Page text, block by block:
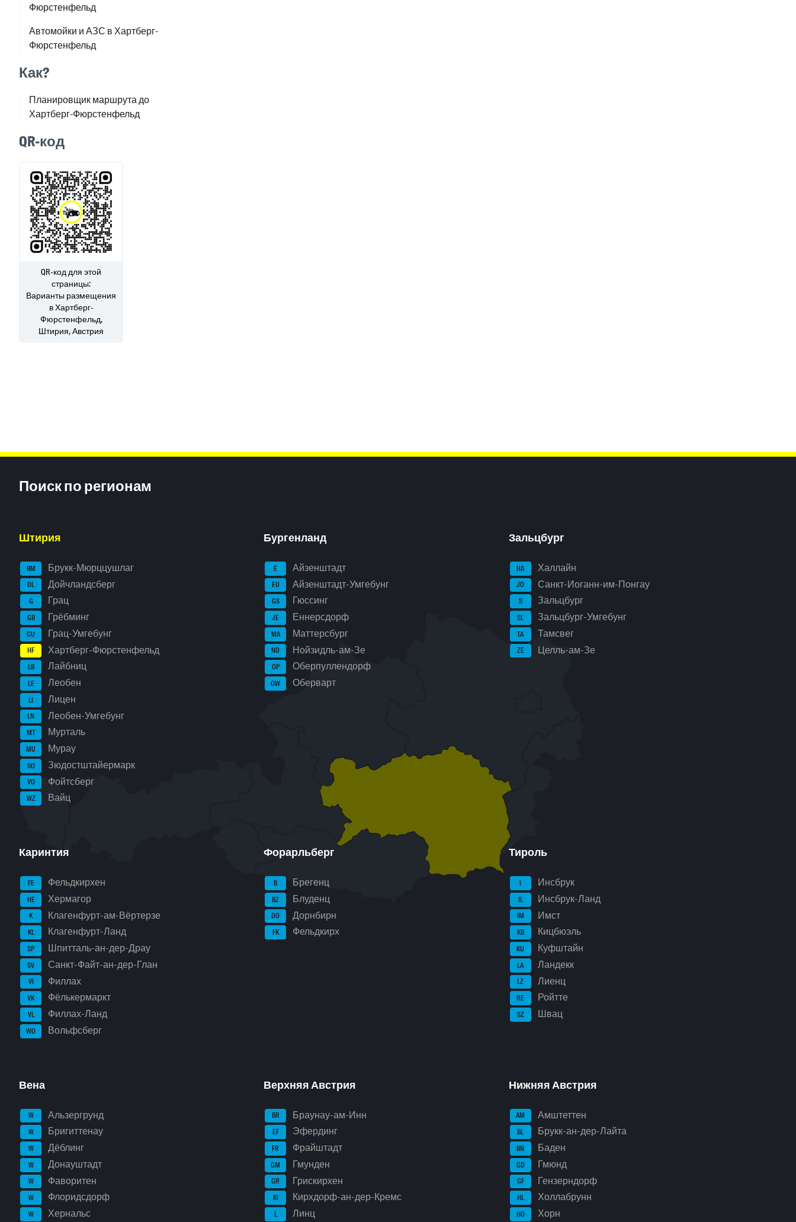
Фюрстенфельд
Автомойки и АЗС в Хартберг-
Фюрстенфельд
Как?
Планировщик маршрута до
Хартберг-Фюрстенфельд
QR-код
QR-код для этой
страницы:
Варианты размещения
в Хартберг-
Фюрстенфельд,
Штирия, Австрия
Поиск по регионам
Штирия
BM Брукк-Мюрццушлаг
DL Дойчландсберг
G Грац
GB Грёбминг
GU Грац-Умгебунг
HF Хартберг-Фюрстенфельд
LB Лайбниц
LE Леобен
LI Лицен
LN Леобен-Умгебунг
MT Мурталь
MU Мурау
SO Зюдостштайермарк
VO Фойтсберг
WZ Вайц
Бургенланд
E Айзенштадт
EU Айзенштадт-Умгебунг
GS Гюссинг
JE Еннерсдорф
MA Маттерсбург
ND Нойзидль-ам-Зе
OP Оберпуллендорф
OW Оберварт
Зальцбург
HA Халлайн
JO Санкт-Иоганн-им-Понгау
S Зальцбург
SL Зальцбург-Умгебунг
TA Тамсвег
ZE Целль-ам-Зе
Каринтия
FE Фельдкирхен
HE Хермагор
K Клагенфурт-ам-Вёртерзе
KL Клагенфурт-Ланд
SP Шпитталь-ан-дер-Драу
SV Санкт-Файт-ан-дер-Глан
VI Филлах
VK Фёлькермаркт
VL Филлах-Ланд
WO Вольфсберг
Форарльберг
B Брегенц
BZ Блуденц
DO Дорнбирн
FK Фельдкирх
Тироль
I Инсбрук
IL Инсбрук-Ланд
IM Имст
KB Кицбюэль
KU Куфштайн
LA Ландекк
LZ Лиенц
RE Ройтте
SZ Швац
Вена
W Альзергрунд
W Бригиттенау
W Дёблинг
W Донауштадт
W Фаворитен
W Флоридсдорф
W Хернальс
Верхняя Австрия
BR Браунау-ам-Инн
EF Эфердинг
FR Фрайштадт
GM Гмунден
GR Грискирхен
KI Кирхдорф-ан-дер-Кремс
L Линц
Нижняя Австрия
AM Амштеттен
BL Брукк-ан-дер-Лайта
BN Баден
GD Гмюнд
GF Гензерндорф
HL Холлабрунн
HO Хорн